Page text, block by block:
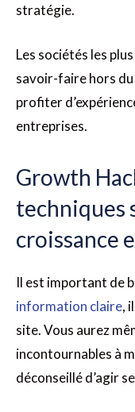
stratégie.
Les sociétés les
savoir-faire hors du
profiter
entreprises.
Growth
techniques
croissance
Il est important de
information claire,
site. Vous aurez
incontournables à
déconseillé d’agir